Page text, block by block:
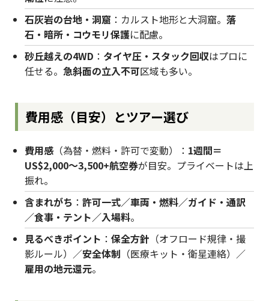
石灰岩の台地・洞窟 ：カルスト地形と大洞窟。 落
石・暗所・コウモリ保護に配慮。
砂丘越えの4WD ： タイヤ圧・スタック回収はプロに
任せる。 急斜面の立入不可区域も多い。
費用感（目安）とツアー選び
費用感 （為替・燃料・許可で変動）： 1週間＝
US$2,000〜3,500+航空券が目安。プライベートは上
振れ。
含まれがち ： 許可一式／車両・燃料／ガイド・通訳
／食事・テント／入場料。
見るべきポイント ： 保全方針 （オフロード規律・撮
影ルール）／安全体制 （医療キット・衛星連絡）／
雇用の地元還元。